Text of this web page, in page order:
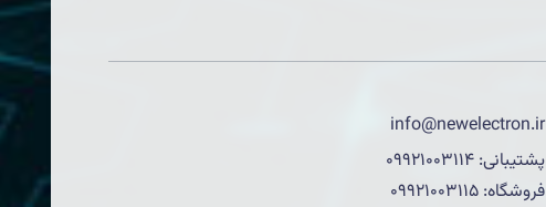
info@newelectron.ir
پشتیبانی: 09921003114
فروشگاه: 09921003115